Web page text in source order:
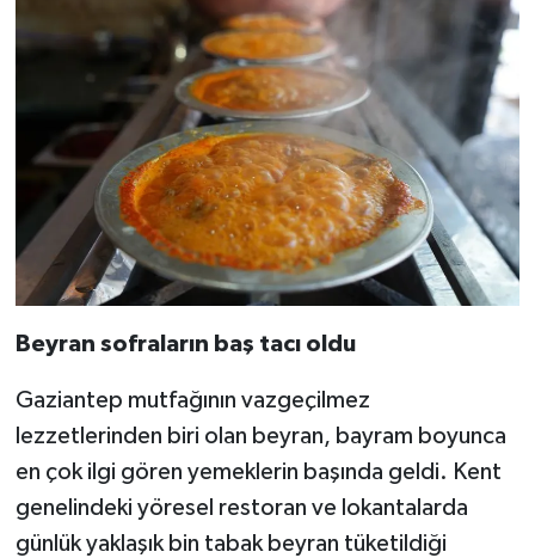
Beyran sofraların baş tacı oldu
Gaziantep mutfağının vazgeçilmez
lezzetlerinden biri olan beyran, bayram boyunca
en çok ilgi gören yemeklerin başında geldi. Kent
genelindeki yöresel restoran ve lokantalarda
günlük yaklaşık bin tabak beyran tüketildiği